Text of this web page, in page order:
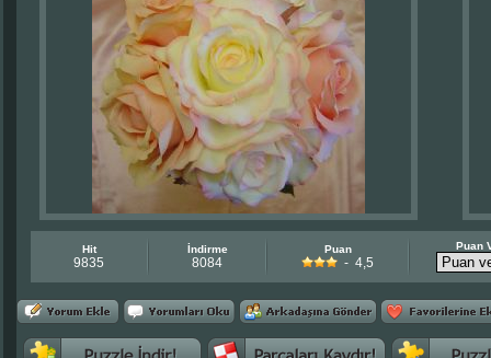
Hit
9835
İndirme
8084
Puan
- 4,5
Puan